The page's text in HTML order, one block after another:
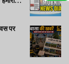
US